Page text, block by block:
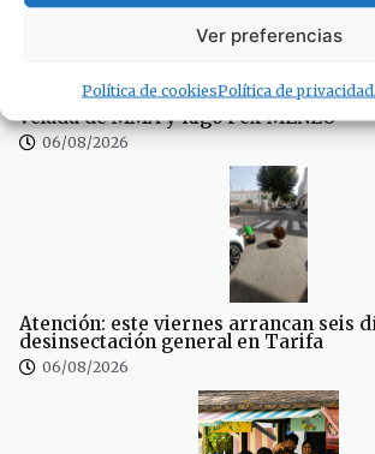
Ver preferencias
Política de cookiesPolítica de privacidad
Este sábado deporte y música con una
velada de MMA y Rigo Pex-MENEO
06/08/2026
Atención: este viernes arrancan seis
desinsectación general en Tarifa
06/08/2026